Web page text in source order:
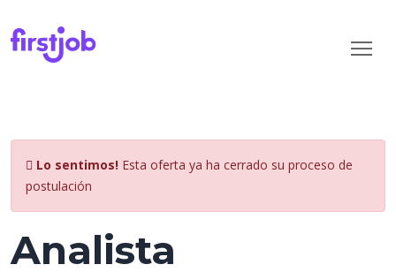
Lo sentimos! Esta oferta ya ha cerrado su proceso de
postulación
Analista